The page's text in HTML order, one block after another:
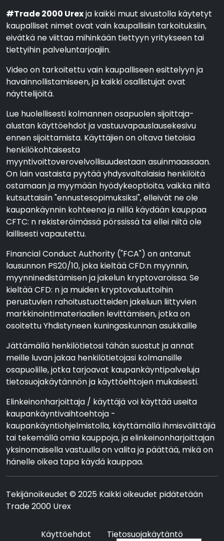
#Trade 2000 Urexja kaikki muut sivustolla käytetyt
kaupalliset nimet ovat vain kaupallisiin tarkoituksiin,
eivätkä ne viittaa mihinkään tiettyyn yritykseen tai
tiettyihin palveluntarjoajiin.
Video on tarkoitettu vain kaupalliseen esittelyyn ja
havainnollistamiseen, ja kaikki osallistujat ovat
näyttelijöitä.
Lue huolellisesti kolmannen osapuolen sijoittaja-
alustan käyttöehdot ja vastuuvapauslausekesivu
ennen sijoittamista. Käyttäjien on oltava tietoisia
henkilökohtaisesta
myyntivoittoverovelvollisuudestaan asuinmaassaan.
On lain vastaista pyytää yhdysvaltalaisia henkilöitä
ostamaan ja myymään hyödykeoptioita, vaikka niitä
kutsuttaisiin "ennustesopimuksiksi", elleivät ne ole
kaupankäynnin kohteena ja niillä käydään kauppaa
CFTC: n rekisteröimässä pörssissä tai ellei niitä ole
laillisesti vapautettu.
Financial Conduct Authority ("FCA") on antanut
lausunnon PS20/10, joka kieltää CFD:n myynnin,
myynninedistämisen ja jakelun kryptovaroissa. Se
kieltää CFD: n ja muiden kryptovaluuttoihin
perustuvien rahoitustuotteiden jakeluun liittyvien
markkinointimateriaalien levittämisen, jotka on
osoitettu Yhdistyneen kuningaskunnan asukkaille
Jättämällä henkilötietosi tähän suostut ja annat
meille luvan jakaa henkilötietojasi kolmansille
osapuolille, jotka tarjoavat kaupankäyntipalveluja
tietosuojakäytännön ja käyttöehtojen mukaisesti.
Elinkeinonharjoittaja / käyttäjä voi käyttää useita
kaupankäyntivaihtoehtoja -
kaupankäyntiohjelmistolla, käyttämällä ihmisvälittäjiä
tai tekemällä omia kauppoja, ja elinkeinonharjoittajan
yksinomaisella vastuulla on valita ja päättää, mikä on
hänelle oikea tapa käydä kauppaa.
Tekijänoikeudet © 2025 Kaikki oikeudet pidätetään
Trade 2000 Urex
Käyttöehdot Tietosuojakäytäntö